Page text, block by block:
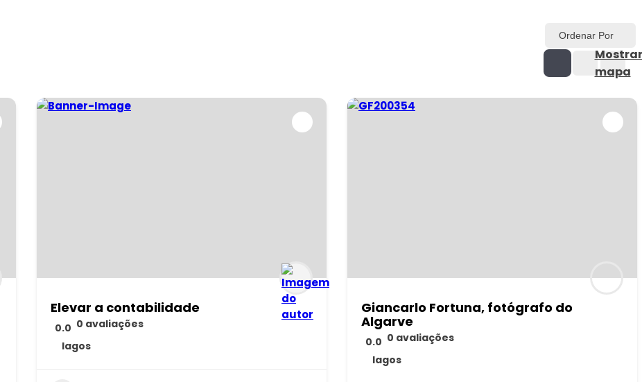
Ordenar Por
Mostrar
mapa
Elevar a contabilidade
0.0 0 avaliações
lagos
Giancarlo Fortuna, fotógrafo do
Algarve
0.0 0 avaliações
lagos